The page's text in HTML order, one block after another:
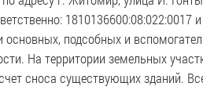
1810136600:08:022:0017
подсобных и
На территории земельных
сноса существующих зданий.